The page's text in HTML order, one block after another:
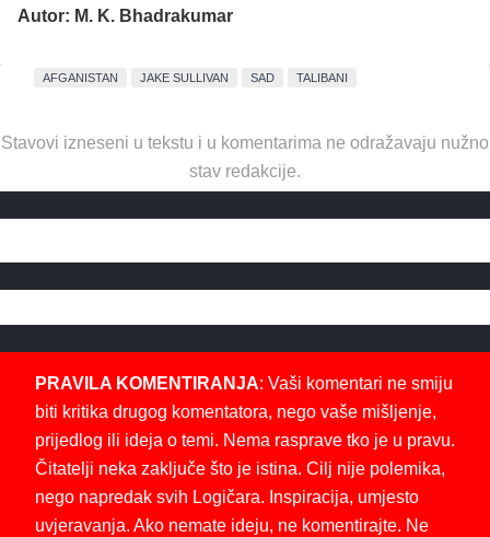
Autor: M. K. Bhadrakumar
AFGANISTAN JAKE SULLIVAN SAD TALIBANI
Stavovi izneseni u tekstu i u komentarima ne odražavaju nužno
stav redakcije.
PRAVILA KOMENTIRANJA: Vaši komentari ne smiju
biti kritika drugog komentatora, nego vaše mišljenje,
prijedlog ili ideja o temi. Nema rasprave tko je u pravu.
Čitatelji neka zaključe što je istina. Cilj nije polemika,
nego napredak svih Logičara. Inspiracija, umjesto
uvjeravanja. Ako nemate ideju, ne komentirajte. Ne